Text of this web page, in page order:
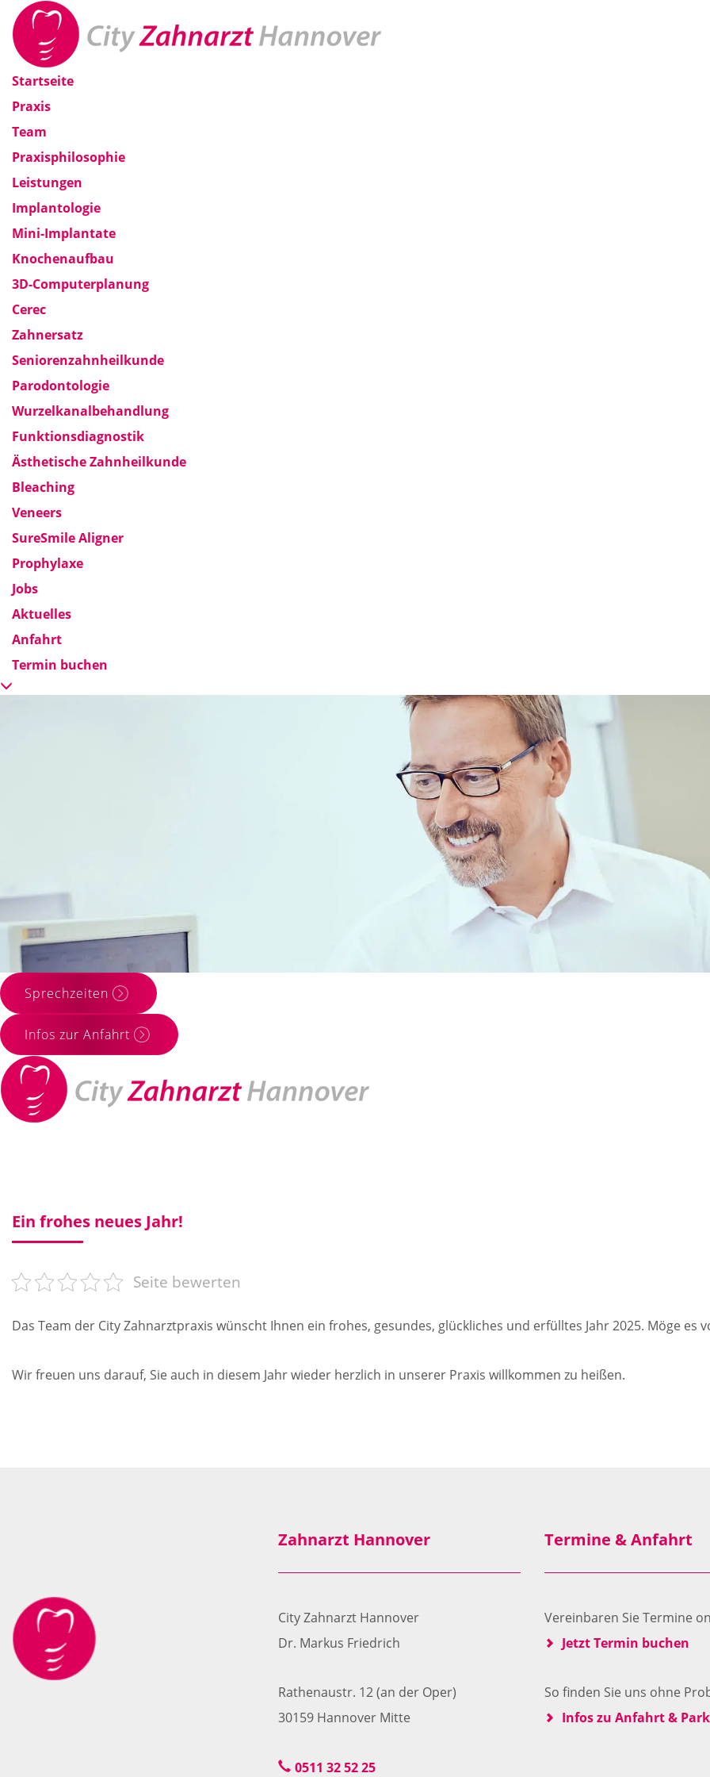
Startseite
Praxis
Team
Praxisphilosophie
Leistungen
Implantologie
Mini-Implantate
Knochenaufbau
3D-Computerplanung
Cerec
Zahnersatz
Seniorenzahnheilkunde
Parodontologie
Wurzelkanalbehandlung
Funktionsdiagnostik
Ästhetische Zahnheilkunde
Bleaching
Veneers
SureSmile Aligner
Prophylaxe
Jobs
Aktuelles
Anfahrt
Termin buchen
Zahnarztpraxis mit Tradition
seit über 60 Jahren für Sie da
Sprechzeiten
Infos zur Anfahrt
Ein frohes neues Jahr!
Seite bewerten
Das Team der City Zahnarztpraxis wünscht Ihnen ein frohes, gesundes, glückliches und erfülltes Jahr 2025. Möge
Wir freuen uns darauf, Sie auch in diesem Jahr wieder herzlich in unserer Praxis willkommen zu heißen.
Zahnarzt Hannover
City Zahnarzt Hannover
Dr. Markus Friedrich
Rathenaustr. 12 (an der Oper)
30159 Hannover Mitte
0511 32 52 25
Termine & Anfahrt
Vereinbaren Sie Termine
Jetzt Termin buchen
So finden Sie uns ohne
Infos zu Anfahrt &